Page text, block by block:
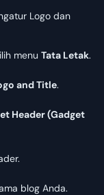
Logo dan
menu Tata Letak.
and Title.
Header (Gadget
blog Anda.